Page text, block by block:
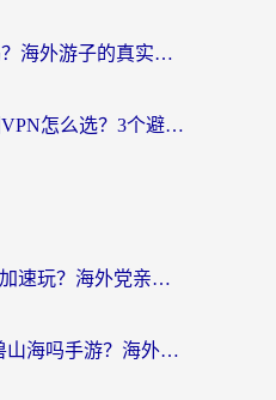
斧牛和加速喵好用吗？海外游子的真实选择困境
马来西亚留学生回国VPN怎么选？3个避坑点+1款实测好用的加速器推荐
Sky光·遇在国外怎么加速玩？海外党亲测有效的国服游戏加速指南
在欧洲能玩天下-异兽山海吗手游？海外玩家的加速器生存指南